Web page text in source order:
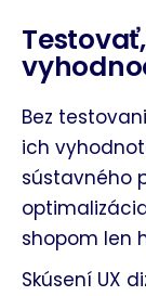
Bez
ich
sústavného
shopom len
Skúsení UX